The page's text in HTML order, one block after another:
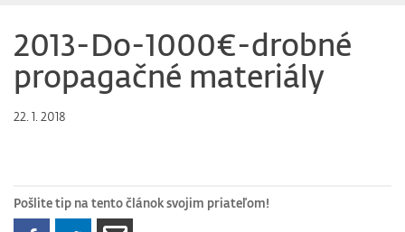
2013-Do-1000€-drobné
propagačné materiály
22. 1. 2018
Pošlite tip na tento článok svojim priateľom!